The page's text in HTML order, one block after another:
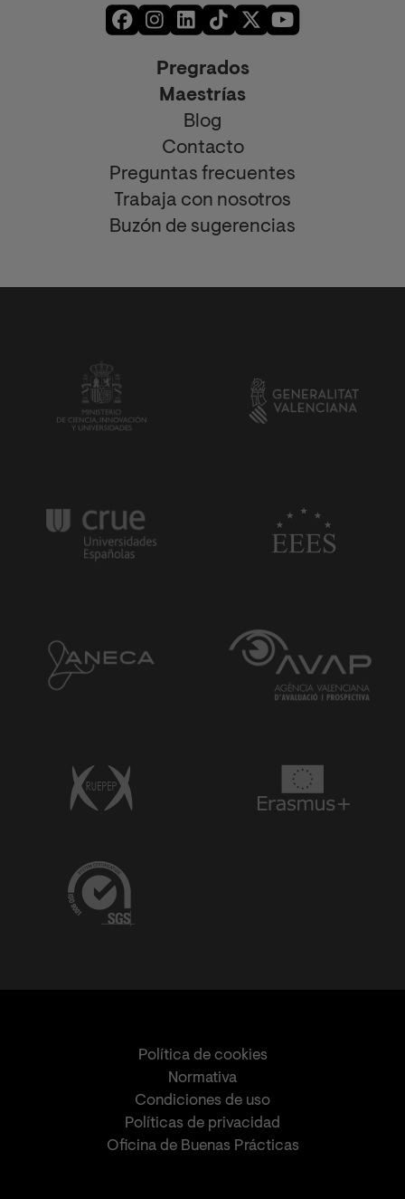
Pregrados
Maestrías
Blog
Contacto
Preguntas frecuentes
Trabaja con nosotros
Buzón de sugerencias
Política de cookies
Normativa
Condiciones de uso
Políticas de privacidad
Oficina de Buenas Prácticas